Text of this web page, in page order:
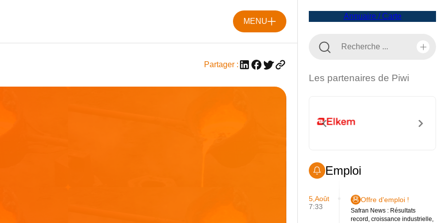
MENU
Partager :
Annuaire / Carte
Les partenaires de Piwi
Emploi
5,Août
7:33
Offre d'emploi !
Safran News : Résultats
record, croissance industrielle,